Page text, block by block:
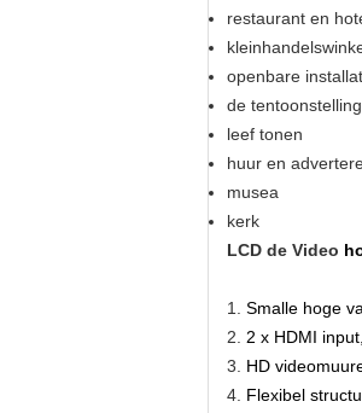
restaurant en
openbare
de
leef tonen
huur en
musea
kerk
LCD de Video
1. Smalle hoge
2. 2 x HDMI
3. HD
4. Flexibel